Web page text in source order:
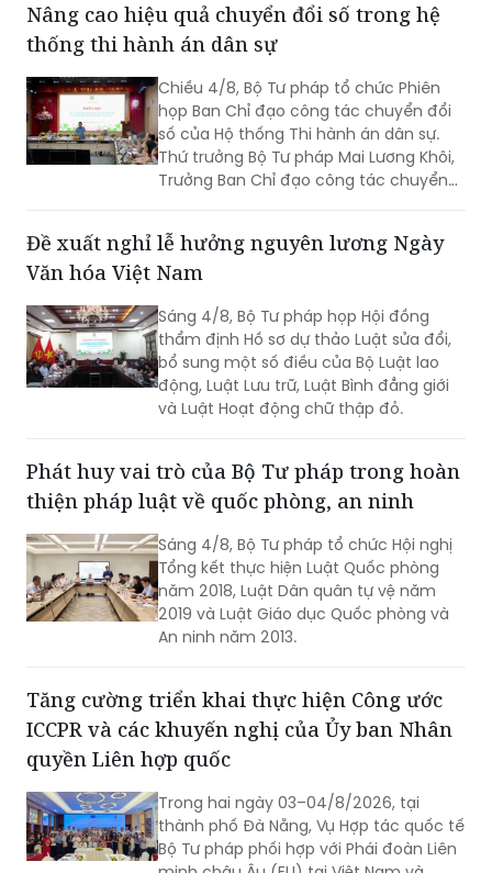
trưởng Đặng Hoàng Oanh.
Nâng cao hiệu quả chuyển đổi số trong hệ
thống thi hành án dân sự
Chiều 4/8, Bộ Tư pháp tổ chức Phiên
họp Ban Chỉ đạo công tác chuyển đổi
số của Hộ thống Thi hành án dân sự.
Thứ trưởng Bộ Tư pháp Mai Lương Khôi,
Trưởng Ban Chỉ đạo công tác chuyển
Đề xuất nghỉ lễ hưởng nguyên lương Ngày
Văn hóa Việt Nam
Sáng 4/8, Bộ Tư pháp họp Hội đồng
thẩm định Hồ sơ dự thảo Luật sửa đổi,
bổ sung một số điều của Bộ Luật lao
động, Luật Lưu trữ, Luật Bình đẳng giới
và Luật Hoạt động chữ thập đỏ.
Phát huy vai trò của Bộ Tư pháp trong hoàn
thiện pháp luật về quốc phòng, an ninh
Sáng 4/8, Bộ Tư pháp tổ chức Hội nghị
Tổng kết thực hiện Luật Quốc phòng
năm 2018, Luật Dân quân tự vệ năm
2019 và Luật Giáo dục Quốc phòng và
An ninh năm 2013.
Tăng cường triển khai thực hiện Công ước
ICCPR và các khuyến nghị của Ủy ban Nhân
quyền Liên hợp quốc
Trong hai ngày 03–04/8/2026, tại
thành phố Đà Nẵng, Vụ Hợp tác quốc tế
Bộ Tư pháp phối hợp với Phái đoàn Liên